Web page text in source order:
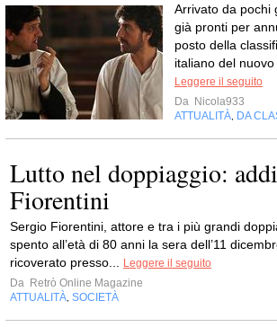
Arrivato da pochi
già pronti per
posto della
italiano del nuovo
Leggere il seguito
Da Nicola933
ATTUALITÀ DA
Lutto nel doppiaggio:
Fiorentini
Sergio Fiorentini, attore e tra i più grandi
spento all’età di 80 anni la sera dell’11
ricoverato presso...
Leggere il seguito
Da Retrò Online Magazine
ATTUALITÀ SOCIETÀ